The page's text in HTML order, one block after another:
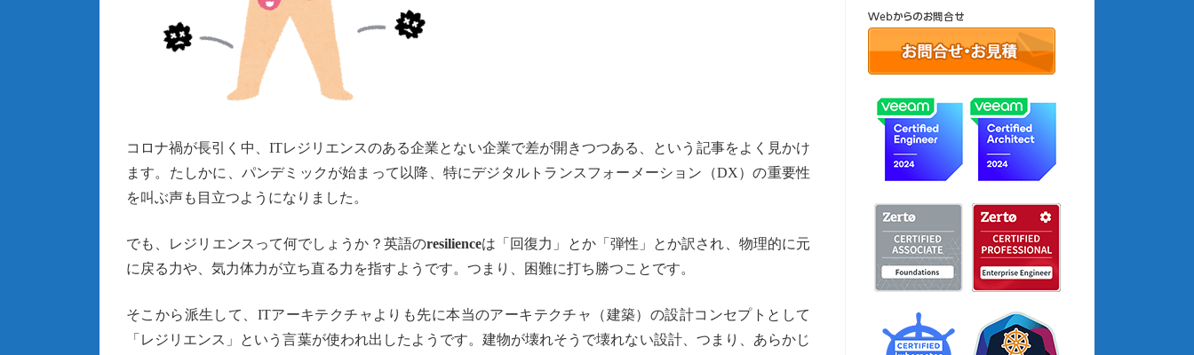
コロナ禍が長引く中、ITレジリエンスのある企業とない企業で差が開きつつある、という記事をよく見かけ
ます。たしかに、パンデミックが始まって以降、特にデジタルトランスフォーメーション（DX）の重要性
を叫ぶ声も目立つようになりました。
でも、レジリエンスって何でしょうか？英語のresilienceは「回復力」とか「弾性」とか訳され、物理的に元
に戻る力や、気力体力が立ち直る力を指すようです。つまり、困難に打ち勝つことです。
そこから派生して、ITアーキテクチャよりも先に本当のアーキテクチャ（建築）の設計コンセプトとして
「レジリエンス」という言葉が使われ出したようです。建物が壊れそうで壊れない設計、つまり、あらかじ